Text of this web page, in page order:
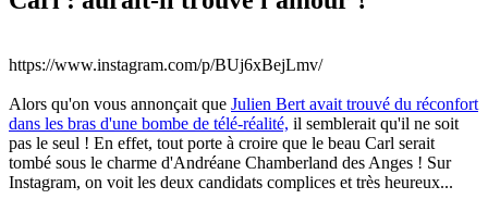
https://www.instagram.com/p/BUj6xBejLmv/
Alors qu'on vous annonçait que Julien Bert avait trouvé du réconfort
dans les bras d'une bombe de télé-réalité, il semblerait qu'il ne soit
pas le seul ! En effet, tout porte à croire que le beau Carl serait
tombé sous le charme d'Andréane Chamberland des Anges ! Sur
Instagram, on voit les deux candidats complices et très heureux...